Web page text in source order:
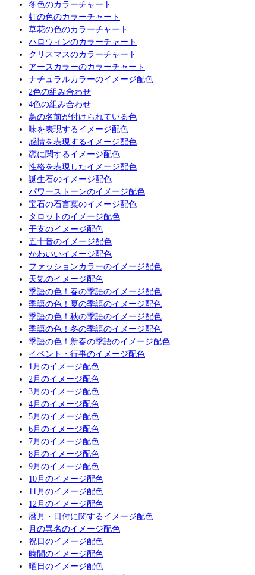
冬色のカラーチャート
虹の色のカラーチャート
草花の色のカラーチャート
ハロウィンのカラーチャート
クリスマスのカラーチャート
アースカラーのカラーチャート
ナチュラルカラーのイメージ配色
2色の組み合わせ
4色の組み合わせ
鳥の名前が付けられている色
味を表現するイメージ配色
感情を表現するイメージ配色
恋に関するイメージ配色
性格を表現したイメージ配色
誕生石のイメージ配色
パワーストーンのイメージ配色
宝石の石言葉のイメージ配色
タロットのイメージ配色
干支のイメージ配色
五十音のイメージ配色
かわいいイメージ配色
ファッションカラーのイメージ配色
天気のイメージ配色
季語の色！春の季語のイメージ配色
季語の色！夏の季語のイメージ配色
季語の色！秋の季語のイメージ配色
季語の色！冬の季語のイメージ配色
季語の色！新春の季語のイメージ配色
イベント・行事のイメージ配色
1月のイメージ配色
2月のイメージ配色
3月のイメージ配色
4月のイメージ配色
5月のイメージ配色
6月のイメージ配色
7月のイメージ配色
8月のイメージ配色
9月のイメージ配色
10月のイメージ配色
11月のイメージ配色
12月のイメージ配色
暦月・日付に関するイメージ配色
月の異名のイメージ配色
祝日のイメージ配色
時間のイメージ配色
曜日のイメージ配色